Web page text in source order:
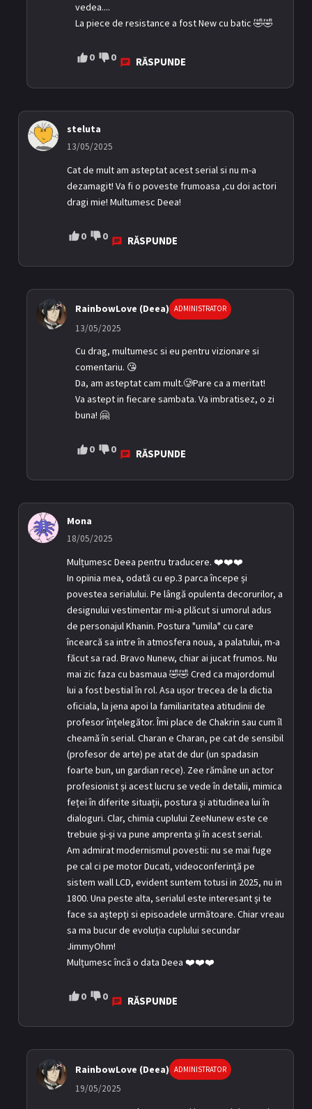
vedea....
La piece de resistance a fost New cu batic 🤣🤣
0 0 RĂSPUNDE
steluta
13/05/2025
Cat de mult am asteptat acest serial si nu m-a
dezamagit! Va fi o poveste frumoasa ,cu doi actori
dragi mie! Multumesc Deea!
0 0 RĂSPUNDE
RainbowLove (Deea) ADMINISTRATOR
13/05/2025
Cu drag, multumesc si eu pentru vizionare si
comentariu. 😘
Da, am asteptat cam mult.🥲Pare ca a meritat!
Va astept in fiecare sambata. Va imbratisez, o zi
buna! 🤗
0 0 RĂSPUNDE
Mona
18/05/2025
Mulțumesc Deea pentru traducere. ❤️❤️❤️
In opinia mea, odată cu ep.3 parca începe și
povestea serialului. Pe lângă opulenta decorurilor, a
designului vestimentar mi-a plăcut si umorul adus
de personajul Khanin. Postura "umila" cu care
încearcă sa intre în atmosfera noua, a palatului, m-a
făcut sa rad. Bravo Nunew, chiar ai jucat frumos. Nu
mai zic faza cu basmaua 🤣🤣 Cred ca majordomul
lui a fost bestial în rol. Asa ușor trecea de la dictia
oficiala, la jena apoi la familiaritatea atitudinii de
profesor înțelegător. Îmi place de Chakrin sau cum îl
cheamă în serial. Charan e Charan, pe cat de sensibil
(profesor de arte) pe atat de dur (un spadasin
foarte bun, un gardian rece). Zee rămâne un actor
profesionist și acest lucru se vede în detalii, mimica
feței în diferite situații, postura și atitudinea lui în
dialoguri. Clar, chimia cuplului ZeeNunew este ce
trebuie și-și va pune amprenta și în acest serial.
Am admirat modernismul povestii: nu se mai fuge
pe cal ci pe motor Ducati, videoconferință pe
sistem wall LCD, evident suntem totusi in 2025, nu in
1800. Una peste alta, serialul este interesant și te
face sa aștepți si episoadele următoare. Chiar vreau
sa ma bucur de evoluția cuplului secundar
JimmyOhm!
Mulțumesc încă o data Deea ❤️❤️❤️
0 0 RĂSPUNDE
RainbowLove (Deea) ADMINISTRATOR
19/05/2025